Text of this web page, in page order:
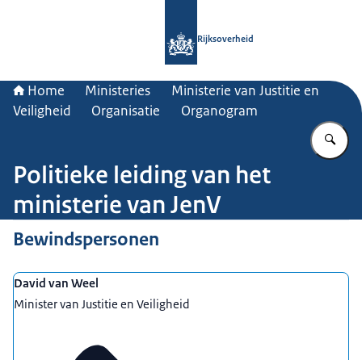
Rijksoverheid
Home Ministeries
Ministerie van Justitie en
Veiligheid
Organisatie Organogram
Politieke leiding van het
ministerie van JenV
Bewindspersonen
David van Weel
Minister van Justitie en Veiligheid